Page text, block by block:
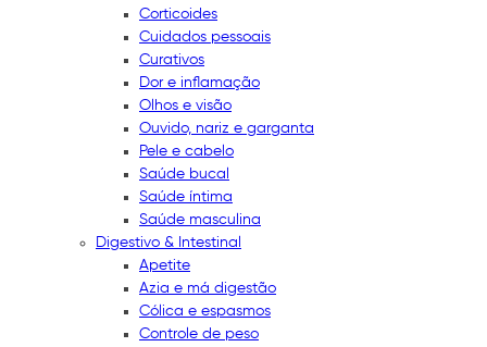
Corticoides
Cuidados pessoais
Curativos
Dor e inflamação
Olhos e visão
Ouvido, nariz e garganta
Pele e cabelo
Saúde bucal
Saúde íntima
Saúde masculina
Digestivo & Intestinal
Apetite
Azia e má digestão
Cólica e espasmos
Controle de peso